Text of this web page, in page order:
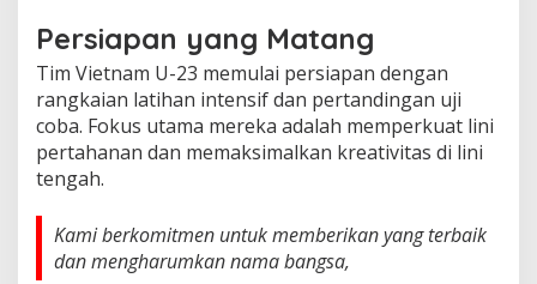
Persiapan yang Matang
Tim Vietnam U-23 memulai persiapan dengan
rangkaian latihan intensif dan pertandingan uji
coba. Fokus utama mereka adalah memperkuat lini
pertahanan dan memaksimalkan kreativitas di lini
tengah.
Kami berkomitmen untuk memberikan yang terbaik
dan mengharumkan nama bangsa,